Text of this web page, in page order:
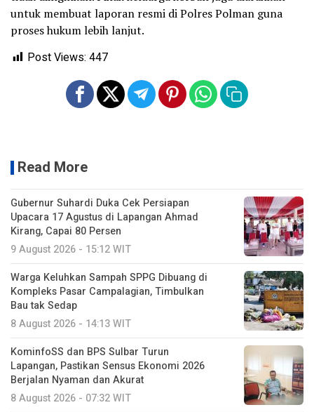
untuk membuat laporan resmi di Polres Polman guna
proses hukum lebih lanjut.
Post Views: 447
Read More
Gubernur Suhardi Duka Cek Persiapan
Upacara 17 Agustus di Lapangan Ahmad
Kirang, Capai 80 Persen
9 August 2026 - 15:12 WIT
Warga Keluhkan Sampah SPPG Dibuang di
Kompleks Pasar Campalagian, Timbulkan
Bau tak Sedap
8 August 2026 - 14:13 WIT
KominfoSS dan BPS Sulbar Turun
Lapangan, Pastikan Sensus Ekonomi 2026
Berjalan Nyaman dan Akurat
8 August 2026 - 07:32 WIT